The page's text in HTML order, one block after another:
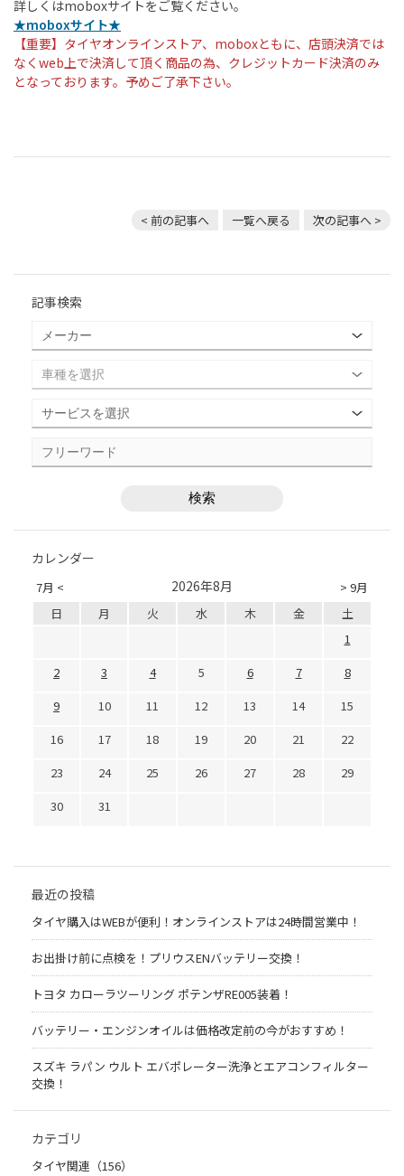
詳しくはmoboxサイトをご覧ください。
★moboxサイト★
【重要】タイヤオンラインストア、moboxともに、店頭決済では
なくweb上で決済して頂く商品の為、 クレジットカード決済のみ
となっております。予めご了承下さい。
< 前の記事へ 一覧へ戻る 次の記事へ >
記事検索
カレンダー
7月 < > 9月
2026年8月
日 月 火 水 木 金
土
1
2
3 4 5 6 7
8
9
10 11 12 13 14
15
16
17 18 19 20 21
22
23
24 25 26 27 28
29
30
31
最近の投稿
タイヤ購入はWEBが便利！オンラインストアは24時間営業中！
お出掛け前に点検を！プリウスENバッテリー交換！
トヨタ カローラツーリング ポテンザRE005装着！
バッテリー・エンジンオイルは価格改定前の今がおすすめ！
スズキ ラパン ウルト エバポレーター洗浄とエアコンフィルター
交換！
カテゴリ
タイヤ関連（156）